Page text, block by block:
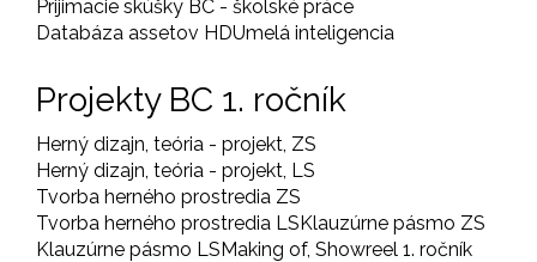
Prijimacie skúšky BC - školské práce
Databáza assetov HDUmelá inteligencia
Projekty BC 1. ročník
Herný dizajn, teória - projekt, ZS
Herný dizajn, teória - projekt, LS
Tvorba herného prostredia ZS
Tvorba herného prostredia LSKlauzúrne pásmo ZS
Klauzúrne pásmo LSMaking of, Showreel 1. ročník